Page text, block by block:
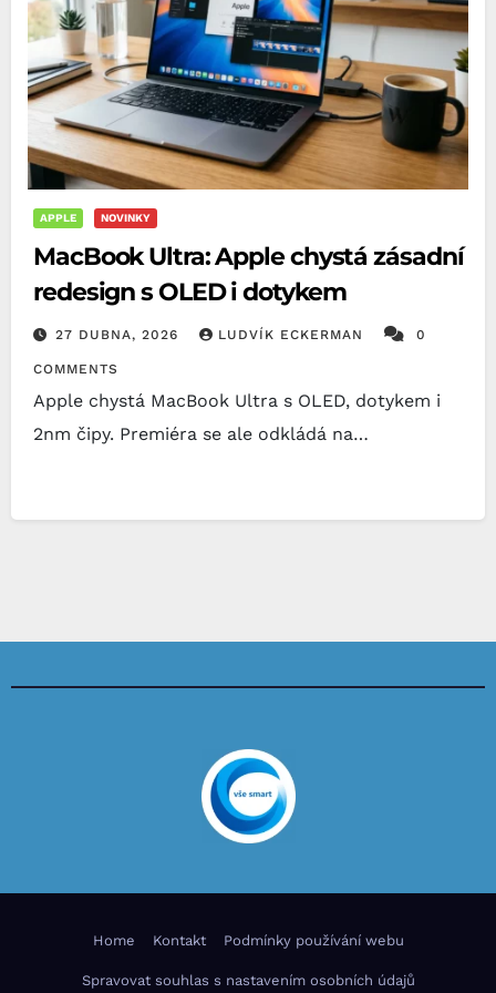
APPLE NOVINKY
MacBook Ultra: Apple chystá zásadní
redesign s OLED i dotykem
27 DUBNA, 2026 LUDVÍK ECKERMAN 0
COMMENTS
Apple chystá MacBook Ultra s OLED, dotykem i
2nm čipy. Premiéra se ale odkládá na…
Home Kontakt Podmínky používání webu
Spravovat souhlas s nastavením osobních údajů